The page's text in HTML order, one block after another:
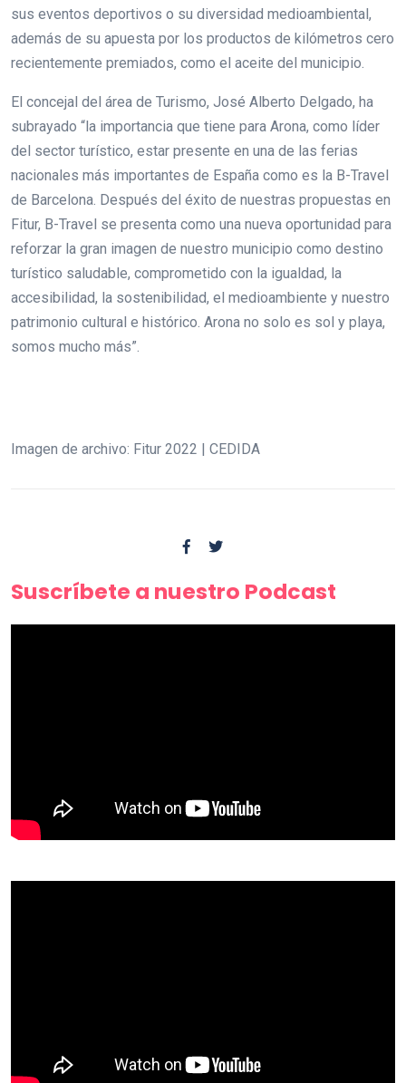
sus eventos deportivos o su diversidad medioambiental,
además de su apuesta por los productos de kilómetros cero
recientemente premiados, como el aceite del municipio.
El concejal del área de Turismo, José Alberto Delgado, ha
subrayado “la importancia que tiene para Arona, como líder
del sector turístico, estar presente en una de las ferias
nacionales más importantes de España como es la B-Travel
de Barcelona. Después del éxito de nuestras propuestas en
Fitur, B-Travel se presenta como una nueva oportunidad para
reforzar la gran imagen de nuestro municipio como destino
turístico saludable, comprometido con la igualdad, la
accesibilidad, la sostenibilidad, el medioambiente y nuestro
patrimonio cultural e histórico. Arona no solo es sol y playa,
somos mucho más”.
Imagen de archivo: Fitur 2022 | CEDIDA
Suscríbete a nuestro Podcast